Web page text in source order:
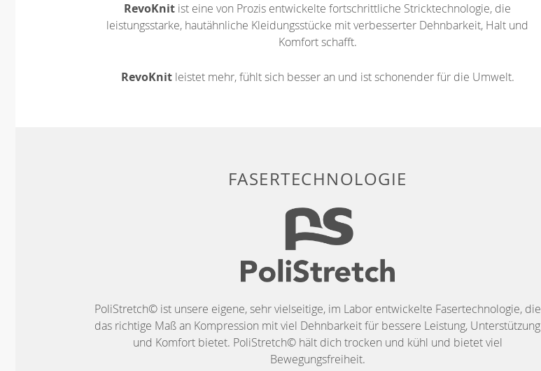
RevoKnit ist eine von Prozis entwickelte fortschrittliche Stricktechnologie, die
leistungsstarke, hautähnliche Kleidungsstücke mit verbesserter Dehnbarkeit, Halt und
Komfort schafft.
RevoKnitleistet mehr, fühlt sich besser an und ist schonender für die Umwelt.
FASERTECHNOLOGIE
PoliStretch© ist unsere eigene, sehr vielseitige, im Labor entwickelte Fasertechnologie, die
das richtige Maß an Kompression mit viel Dehnbarkeit für bessere Leistung, Unterstützung
und Komfort bietet. PoliStretch© hält dich trocken und kühl und bietet viel
Bewegungsfreiheit.